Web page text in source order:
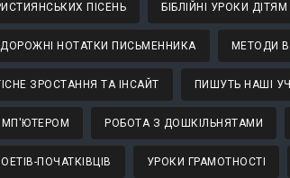
ПІСЕНЬ БІБЛІЙНІ УРОКИ ДІТЯМ
ДОРОЖНІ НОТАТКИ ПИСЬМЕННИКА МЕТОДИ
ЗРОСТАННЯ ТА ІНСАЙТ ПИШУТЬ НАШІ
РОБОТА З ДОШКІЛЬНЯТАМИ
ПОЧАТКІВЦІВ УРОКИ ГРАМОТНОСТІ